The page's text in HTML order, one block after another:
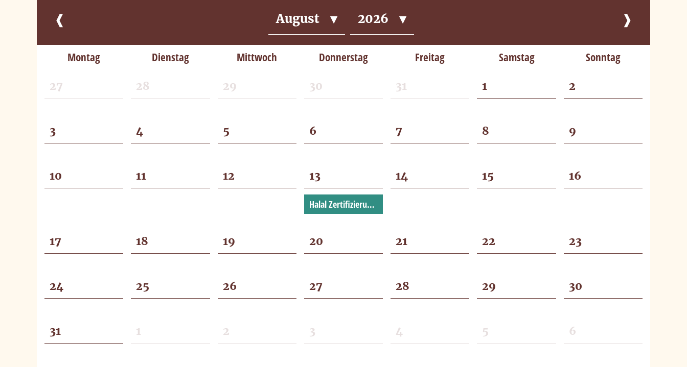
❰ August ▾ 2026 ▾ ❱
Montag Dienstag Mittwoch Donnerstag Freitag Samstag Sonntag
27 28 29 30 31 1 2
3 4 5 6 7 8 9
10 11 12 13
Halal Zertifizierungsaudit
14 15 16
17 18 19 20 21 22 23
24 25 26 27 28 29 30
31 1 2 3 4 5 6